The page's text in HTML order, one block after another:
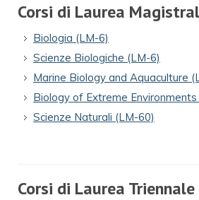
Corsi di Laurea
Biologia (LM-6)
Scienze Biologiche (LM-6)
Marine Biology and Aquaculture
Biology of Extreme Environments
Scienze Naturali (LM-60)
Corsi di Laurea